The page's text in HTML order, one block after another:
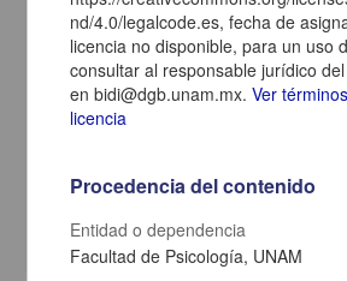
Oportunidades de la inteligencia artificial en los
medicina deportiva y áreas afines
2025-01-05
Medicina y Ciencias de la Salud
nd/4.0/legalcode.es, fecha de
licencia no disponible, para un uso
consultar al responsable jurídico
en bidi@dgb.unam.mx.Ver
licencia
Procedencia del contenido
Entidad o dependencia
Facultad de Psicología, UNAM